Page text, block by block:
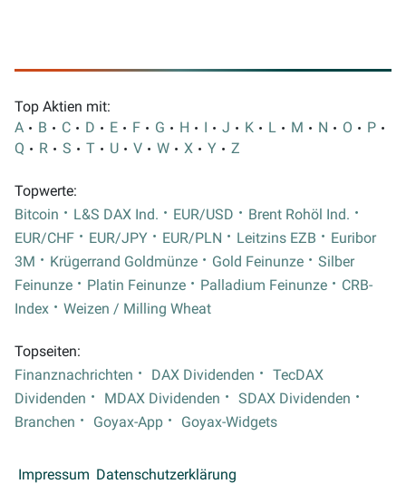
Top Aktien mit:
A
B C D E F G H I J K L M N O
P
Q
R S T U V W X Y Z
Topwerte:
Bitcoin
L&S DAX Ind. EUR/USD
Brent Rohöl Ind.
EUR/CHF
EUR/JPY EUR/PLN Leitzins EZB
Euribor
3M
Krügerrand Goldmünze Gold Feinunze
Silber
Feinunze
Platin Feinunze Palladium Feinunze
CRB-
Index
Weizen / Milling Wheat
Topseiten:
Finanznachrichten
DAX Dividenden
TecDAX
Dividenden
MDAX Dividenden
SDAX Dividenden
Branchen
Goyax-App Goyax-Widgets
Impressum Datenschutzerklärung